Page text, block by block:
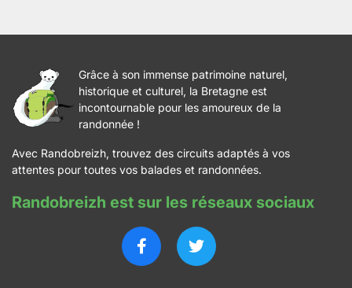
Grâce à son immense patrimoine naturel,
historique et culturel, la Bretagne est
incontournable pour les amoureux de la
randonnée !
Avec Randobreizh, trouvez des circuits adaptés à vos
attentes pour toutes vos balades et randonnées.
Randobreizh est sur les réseaux sociaux